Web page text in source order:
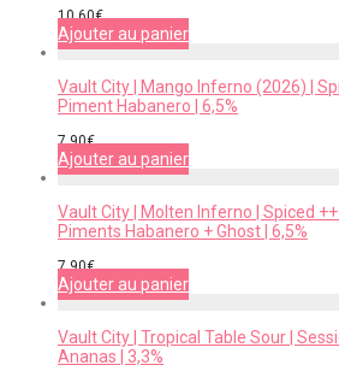
10,60€
Ajouter au panier
Vault City | Mango Inferno (2026) |
Piment Habanero | 6,5%
7,90€
Ajouter au panier
Vault City | Molten Inferno | Spiced
Piments Habanero + Ghost | 6,5%
7,90€
Ajouter au panier
Vault City | Tropical Table Sour |
Ananas | 3,3%